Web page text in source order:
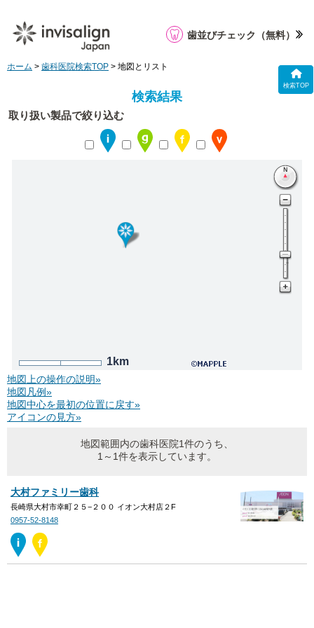
検索TOP
歯並びチェック （無料）
ホーム > 歯科医院検索TOP > 地図とリスト
検索結果
取り扱い製品で絞り込む
1km
地図上の操作の説明»
地図凡例»
地図中心を最初の位置に戻す»
アイコンの見方»
地図範囲内の歯科医院1件のうち、
1～1件を表示しています。
大村ファミリー歯科
長崎県大村市幸町２５−２００ イオン大村店２F
0957-52-8148